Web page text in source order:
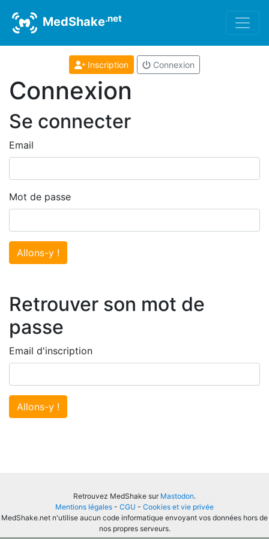
MedShake.net
Inscription Connexion
Connexion
Se connecter
Email
Mot de passe
Allons-y !
Retrouver son mot de
passe
Email d'inscription
Allons-y !
Retrouvez MedShake sur Mastodon.
Mentions légales - CGU - Cookies et vie privée
MedShake.net n'utilise aucun code informatique envoyant vos données hors de
nos propres serveurs.